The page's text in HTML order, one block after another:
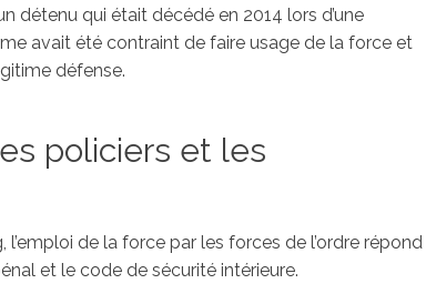
détenu qui était décédé en 2014 lors d’une
avait été contraint de faire usage de la force et
défense.
policiers et les
de la force par les forces de l’ordre répond
et le code de sécurité intérieure.